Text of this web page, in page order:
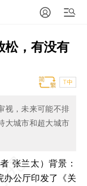
松，有没有
T中
视，未来可能不排
大城市和超大城市
张兰太）背景：
办公厅印发了《关